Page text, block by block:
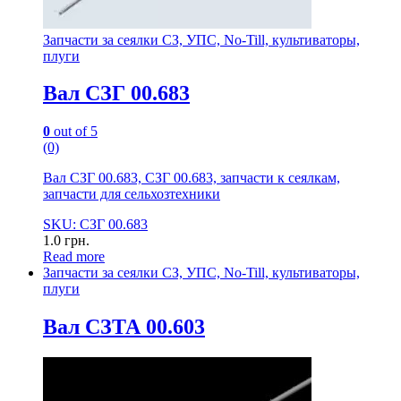
Запчасти за сеялки СЗ, УПС, No-Till, культиваторы,
плуги
Вал СЗГ 00.683
0 out of 5
(0)
Вал СЗГ 00.683, СЗГ 00.683, запчасти к сеялкам,
запчасти для сельхозтехники
SKU: СЗГ 00.683
1.0 грн.
Read more
Запчасти за сеялки СЗ, УПС, No-Till, культиваторы,
плуги
Вал СЗТА 00.603